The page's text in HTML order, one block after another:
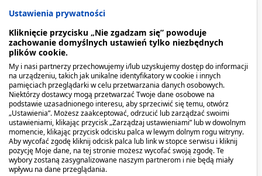
zrogowacenia. To naturalna kuracja przeznaczona
do miejsc wymagających szczególnej troski – pięt,
podeszew stóp oraz innych zrogowaciałych
obszarów. Bazując na bogactwie składników
roślinnych i olejków eterycznych, produkt działa
łagodząco, zmiękczająco, a także wspomaga
regenerację zmienionej skóry, zapewniając ulgę
bez zbędnych dodatków chemicznych. Jest idealny
dla osób zmagających się z wymienionymi
dolegliwościami, a także do stosowania
profilaktycznego przy nadmiernym rogowaceniu.
Ustawienia prywatności
Kliknięcie przycisku „Nie zgadzam się” powoduje
zachowanie domyślnych ustawień tylko niezbędnych
plików cookie.
My i nasi partnerzy przechowujemy i/lub uzyskujemy dostęp do informacji
na urządzeniu, takich jak unikalne identyfikatory w cookie i innych
pamięciach przeglądarki w celu przetwarzania danych osobowych.
Niektórzy dostawcy mogą przetwarzać Twoje dane osobowe na
podstawie uzasadnionego interesu, aby sprzeciwić się temu, otwórz
„Ustawienia”. Możesz zaakceptować, odrzucić lub zarządzać swoimi
ustawieniami, klikając przycisk „Zarządzaj ustawieniami” lub w dowolnym
momencie, klikając przycisk odcisku palca w lewym dolnym rogu witryny.
Aby wycofać zgodę kliknij odcisk palca lub link w stopce serwisu i kliknij
pozycję Moje dane, na tej stronie możesz wycofać swoją zgodę. Te
wybory zostaną zasygnalizowane naszym partnerom i nie będą miały
wpływu na dane przeglądania.